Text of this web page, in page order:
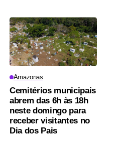
Amazonas
Cemitérios municipais
abrem das 6h às 18h
neste domingo para
receber visitantes no
Dia dos Pais